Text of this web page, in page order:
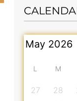
L M
27 28